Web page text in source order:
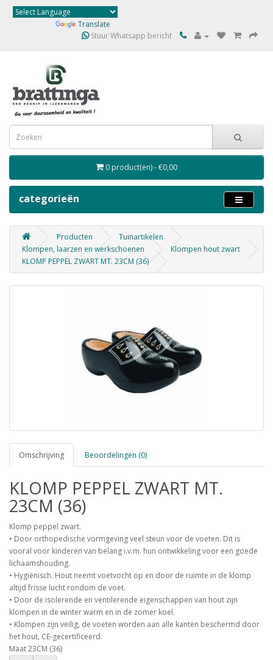
Translate
Stuur Whatsapp bericht
0 product(en) - €0,00
categorieën
Producten
Tuinartikelen
Klompen, laarzen en werkschoenen
Klompen hout zwart
KLOMP PEPPEL ZWART MT. 23CM (36)
Omschrijving Beoordelingen (0)
KLOMP PEPPEL ZWART MT.
23CM (36)
Klomp peppel zwart.
• Door orthopedische vormgeving veel steun voor de voeten. Dit is
vooral voor kinderen van belang i.v.m. hun ontwikkeling voor een goede
lichaamshouding.
• Hygiënisch. Hout neemt voetvocht op en door de ruimte in de klomp
altijd frisse lucht rondom de voet.
• Door de isolerende en ventilerende eigenschappen van hout zijn
klompen in de winter warm en in de zomer koel.
• Klompen zijn veilig, de voeten worden aan alle kanten beschermd door
het hout, CE-gecertificeerd.
Maat 23CM (36)